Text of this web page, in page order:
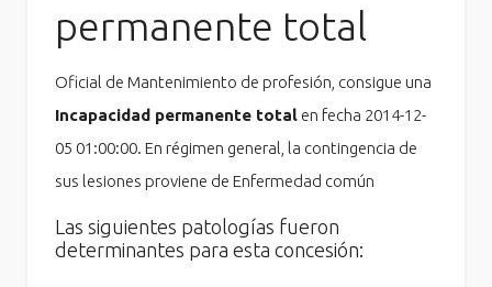
permanente total
Oficial de Mantenimiento de profesión, consigue una
Incapacidad permanente total en fecha 2014-12-
05 01:00:00. En régimen general, la contingencia de
sus lesiones proviene de Enfermedad común
Las siguientes patologías fueron
determinantes para esta concesión: